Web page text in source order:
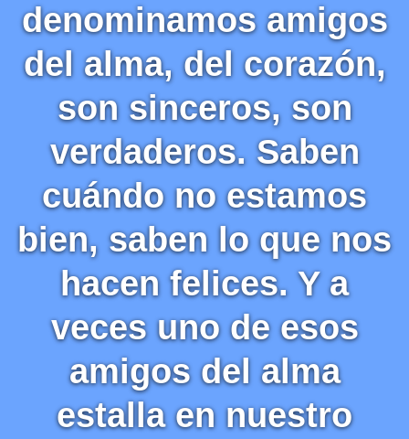
denominamos amigos
del alma, del corazón,
son sinceros, son
verdaderos. Saben
cuándo no estamos
bien, saben lo que nos
hacen felices. Y a
veces uno de esos
amigos del alma
estalla en nuestro